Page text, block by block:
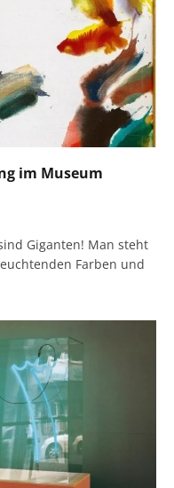
im Museum
Giganten! Man steht
Farben und